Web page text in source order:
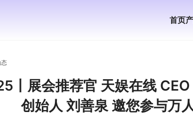
首页
丨展会推荐官 天娱在线
创始人 刘善泉 邀您参与万